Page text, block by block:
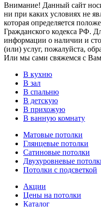
Внимание! Данный сайт
ни при каких условиях не
которая определяется
Гражданского кодекса РФ.
информации о наличии и
(или) услуг, пожалуйста,
Или мы сами свяжемся с
В кухню
В зал
В спальню
В детскую
В прихожую
В ванную комнату
Матовые потолки
Глянцевые потолки
Сатиновые потолки
Двухуровневые
Потолки с подсветкой
Акции
Цены на потолки
Каталог